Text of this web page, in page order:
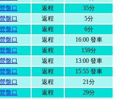
營盤口 返程
35分
營盤口 返程
5分
營盤口 返程
6分
營盤口 返程
16:00 發車
營盤口 返程
159分
營盤口 返程
13:00 發車
營盤口 返程
15:55 發車
營盤口 返程
21分
營盤口 返程
29分